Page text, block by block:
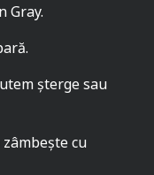
Gray.
șterge sau
cu